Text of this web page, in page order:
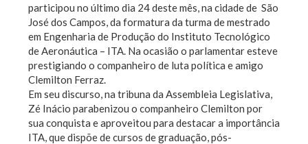
participou no último dia 24 deste mês, na cidade de São
José dos Campos, da formatura da turma de mestrado
em Engenharia de Produção do Instituto Tecnológico
de Aeronáutica – ITA. Na ocasião o parlamentar esteve
prestigiando o companheiro de luta política e amigo
Clemilton Ferraz.
Em seu discurso, na tribuna da Assembleia Legislativa,
Zé Inácio parabenizou o companheiro Clemilton por
sua conquista e aproveitou para destacar a importância
ITA, que dispõe de cursos de graduação, pós-